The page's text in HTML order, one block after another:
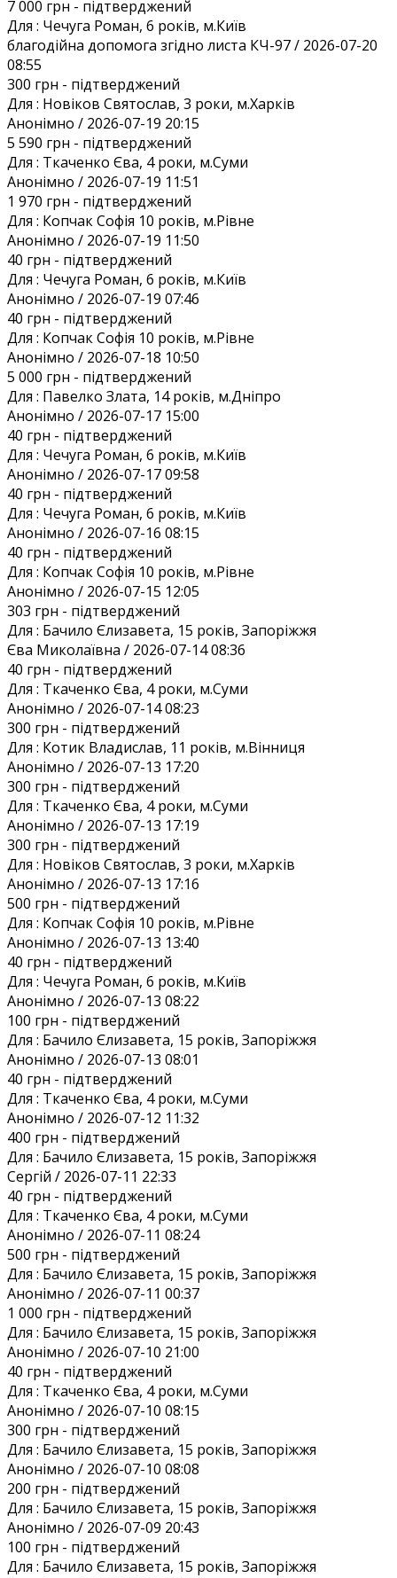
7 000 грн - підтверджений
Для : Чечуга Роман, 6 років, м.Київ
благодійна допомога згідно листа КЧ-97 / 2026-07-20
08:55
300 грн - підтверджений
Для : Новіков Святослав, 3 роки, м.Харків
Анонiмно / 2026-07-19 20:15
5 590 грн - підтверджений
Для : Ткаченко Єва, 4 роки, м.Суми
Анонiмно / 2026-07-19 11:51
1 970 грн - підтверджений
Для : Копчак Софія 10 років, м.Рівне
Анонiмно / 2026-07-19 11:50
40 грн - підтверджений
Для : Чечуга Роман, 6 років, м.Київ
Анонiмно / 2026-07-19 07:46
40 грн - підтверджений
Для : Копчак Софія 10 років, м.Рівне
Анонiмно / 2026-07-18 10:50
5 000 грн - підтверджений
Для : Павелко Злата, 14 років, м.Дніпро
Анонiмно / 2026-07-17 15:00
40 грн - підтверджений
Для : Чечуга Роман, 6 років, м.Київ
Анонiмно / 2026-07-17 09:58
40 грн - підтверджений
Для : Чечуга Роман, 6 років, м.Київ
Анонiмно / 2026-07-16 08:15
40 грн - підтверджений
Для : Копчак Софія 10 років, м.Рівне
Анонiмно / 2026-07-15 12:05
303 грн - підтверджений
Для : Бачило Єлизавета, 15 років, Запоріжжя
Єва Миколаївна / 2026-07-14 08:36
40 грн - підтверджений
Для : Ткаченко Єва, 4 роки, м.Суми
Анонiмно / 2026-07-14 08:23
300 грн - підтверджений
Для : Котик Владислав, 11 років, м.Вінниця
Анонiмно / 2026-07-13 17:20
300 грн - підтверджений
Для : Ткаченко Єва, 4 роки, м.Суми
Анонiмно / 2026-07-13 17:19
300 грн - підтверджений
Для : Новіков Святослав, 3 роки, м.Харків
Анонiмно / 2026-07-13 17:16
500 грн - підтверджений
Для : Копчак Софія 10 років, м.Рівне
Анонiмно / 2026-07-13 13:40
40 грн - підтверджений
Для : Чечуга Роман, 6 років, м.Київ
Анонiмно / 2026-07-13 08:22
100 грн - підтверджений
Для : Бачило Єлизавета, 15 років, Запоріжжя
Анонiмно / 2026-07-13 08:01
40 грн - підтверджений
Для : Ткаченко Єва, 4 роки, м.Суми
Анонiмно / 2026-07-12 11:32
400 грн - підтверджений
Для : Бачило Єлизавета, 15 років, Запоріжжя
Сергій / 2026-07-11 22:33
40 грн - підтверджений
Для : Ткаченко Єва, 4 роки, м.Суми
Анонiмно / 2026-07-11 08:24
500 грн - підтверджений
Для : Бачило Єлизавета, 15 років, Запоріжжя
Анонiмно / 2026-07-11 00:37
1 000 грн - підтверджений
Для : Бачило Єлизавета, 15 років, Запоріжжя
Анонiмно / 2026-07-10 21:00
40 грн - підтверджений
Для : Ткаченко Єва, 4 роки, м.Суми
Анонiмно / 2026-07-10 08:15
300 грн - підтверджений
Для : Бачило Єлизавета, 15 років, Запоріжжя
Анонiмно / 2026-07-10 08:08
200 грн - підтверджений
Для : Бачило Єлизавета, 15 років, Запоріжжя
Анонiмно / 2026-07-09 20:43
100 грн - підтверджений
Для : Бачило Єлизавета, 15 років, Запоріжжя